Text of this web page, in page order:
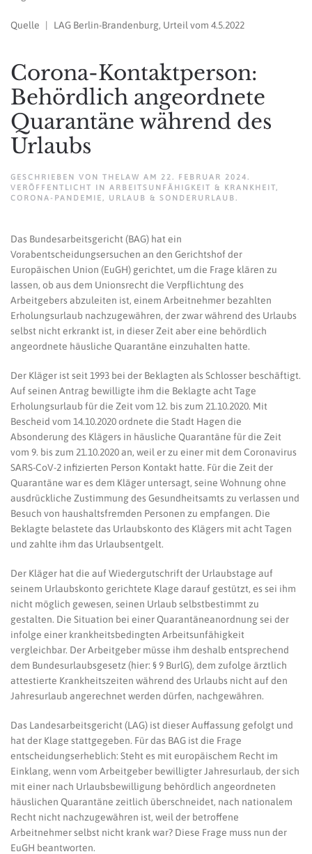
Quelle | LAG Berlin-Brandenburg, Urteil vom 4.5.2022
Corona-Kontaktperson:
Behördlich angeordnete
Quarantäne während des
Urlaubs
GESCHRIEBEN VON THELAW AM 22. FEBRUAR 2024 .
VERÖFFENTLICHT IN ARBEITSUNFÄHIGKEIT & KRANKHEIT,
CORONA-PANDEMIE , URLAUB & SONDERURLAUB .
Das Bundesarbeitsgericht (BAG) hat ein
Vorabentscheidungsersuchen an den Gerichtshof der
Europäischen Union (EuGH) gerichtet, um die Frage klären zu
lassen, ob aus dem Unionsrecht die Verpflichtung des
Arbeitgebers abzuleiten ist, einem Arbeitnehmer bezahlten
Erholungsurlaub nachzugewähren, der zwar während des Urlaubs
selbst nicht erkrankt ist, in dieser Zeit aber eine behördlich
angeordnete häusliche Quarantäne einzuhalten hatte.
Der Kläger ist seit 1993 bei der Beklagten als Schlosser beschäftigt.
Auf seinen Antrag bewilligte ihm die Beklagte acht Tage
Erholungsurlaub für die Zeit vom 12. bis zum 21.10.2020. Mit
Bescheid vom 14.10.2020 ordnete die Stadt Hagen die
Absonderung des Klägers in häusliche Quarantäne für die Zeit
vom 9. bis zum 21.10.2020 an, weil er zu einer mit dem Coronavirus
SARS-CoV-2 infizierten Person Kontakt hatte. Für die Zeit der
Quarantäne war es dem Kläger untersagt, seine Wohnung ohne
ausdrückliche Zustimmung des Gesundheitsamts zu verlassen und
Besuch von haushaltsfremden Personen zu empfangen. Die
Beklagte belastete das Urlaubskonto des Klägers mit acht Tagen
und zahlte ihm das Urlaubsentgelt.
Der Kläger hat die auf Wiedergutschrift der Urlaubstage auf
seinem Urlaubskonto gerichtete Klage darauf gestützt, es sei ihm
nicht möglich gewesen, seinen Urlaub selbstbestimmt zu
gestalten. Die Situation bei einer Quarantäneanordnung sei der
infolge einer krankheitsbedingten Arbeitsunfähigkeit
vergleichbar. Der Arbeitgeber müsse ihm deshalb entsprechend
dem Bundesurlaubsgesetz (hier: § 9 BurlG), dem zufolge ärztlich
attestierte Krankheitszeiten während des Urlaubs nicht auf den
Jahresurlaub angerechnet werden dürfen, nachgewähren.
Das Landesarbeitsgericht (LAG) ist dieser Auffassung gefolgt und
hat der Klage stattgegeben. Für das BAG ist die Frage
entscheidungserheblich: Steht es mit europäischem Recht im
Einklang, wenn vom Arbeitgeber bewilligter Jahresurlaub, der sich
mit einer nach Urlaubsbewilligung behördlich angeordneten
häuslichen Quarantäne zeitlich überschneidet, nach nationalem
Recht nicht nachzugewähren ist, weil der betroffene
Arbeitnehmer selbst nicht krank war? Diese Frage muss nun der
EuGH beantworten.